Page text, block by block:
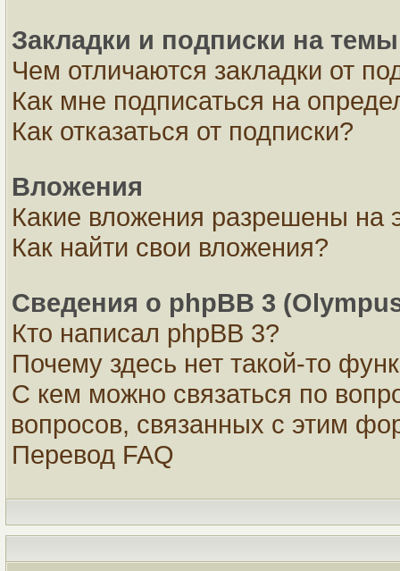
Закладки и подписки на темы
Чем отличаются закладки от
Как мне подписаться на
Как отказаться от подписки?
Вложения
Какие вложения разрешены на
Как найти свои вложения?
Сведения о phpBB 3
Кто написал phpBB 3?
Почему здесь нет такой-то
С кем можно связаться по
вопросов, связанных с этим
Перевод FAQ